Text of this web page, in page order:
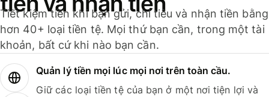
Tiết kiệm tiền khi bạn gửi, chi tiêu và nhận tiền bằng
hơn 40+ loại tiền tệ. Mọi thứ bạn cần, trong một tài
khoản, bất cứ khi nào bạn cần.
Quản lý tiền mọi lúc mọi nơi trên toàn cầu.
Giữ các loại tiền tệ của bạn ở một nơi tiện lợi và